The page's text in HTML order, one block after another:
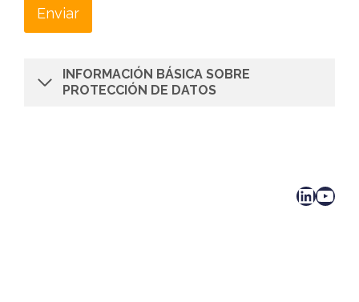
Enviar
INFORMACIÓN BÁSICA SOBRE
PROTECCIÓN DE DATOS
LinkedIn YouTube